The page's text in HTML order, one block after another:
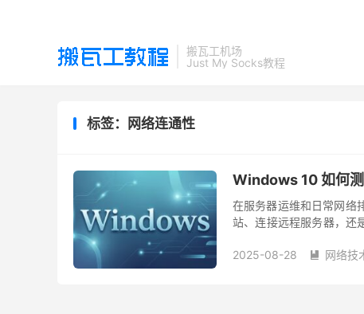
搬瓦工机场
Just My Socks教程
标签：网络连通性
Windows 10 如何
在服务器运维和日常网络
站、连接远程服务器，还
2025-08-28
 网络技